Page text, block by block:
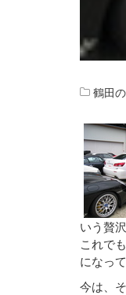
鶴田
いう贅
これで
になっ
今は、